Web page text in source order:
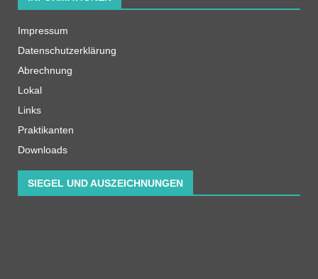
Impressum
Datenschutzerklärung
Abrechnung
Lokal
Links
Praktikanten
Downloads
SIEGEL UND AUSZEICHNUNGEN